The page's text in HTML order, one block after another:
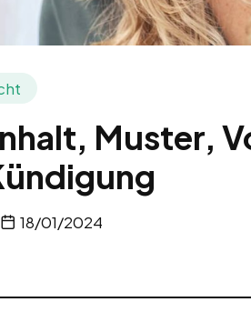
Muster,
18/01/2024